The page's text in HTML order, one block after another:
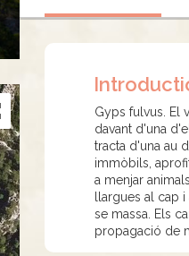
Gyps fulvus. El
davant d'una
tracta d'una au
immòbils,
a menjar
llargues al
se massa. Els
propagació de